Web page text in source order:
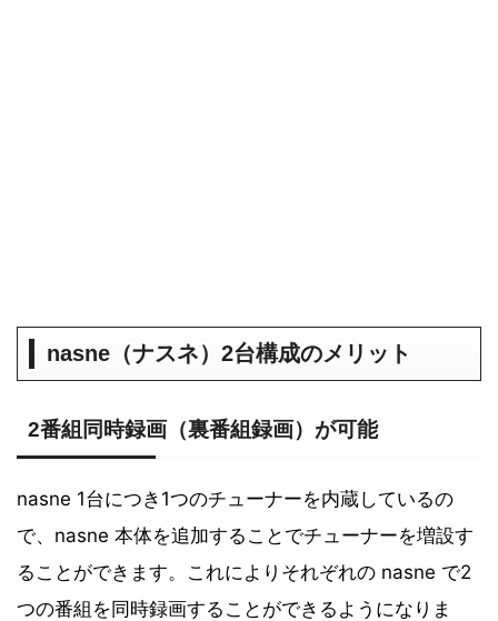
nasne（ナスネ）2台構成のメリット
2番組同時録画（裏番組録画）が可能
nasne 1台につき1つのチューナーを内蔵しているの
で、nasne 本体を追加することでチューナーを増設す
ることができます。これによりそれぞれの nasne で2
つの番組を同時録画することができるようになりま